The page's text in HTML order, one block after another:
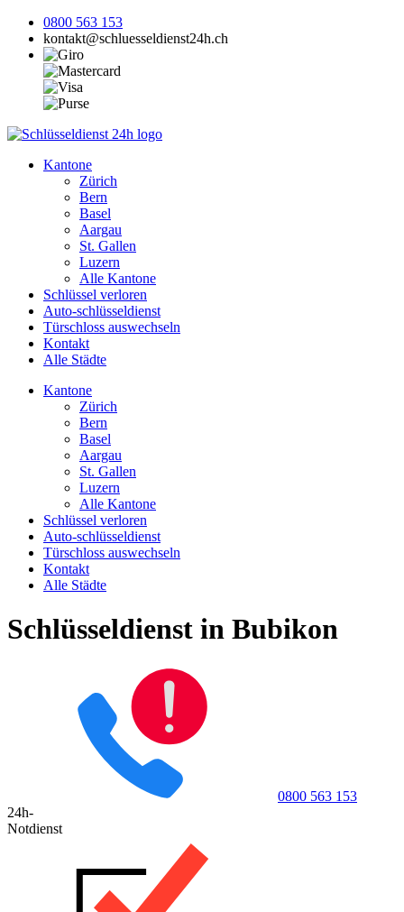
0800 563 153
kontakt@schluesseldienst24h.ch
Kantone
Zürich
Bern
Basel
Aargau
St. Gallen
Luzern
Alle Kantone
Schlüssel verloren
Auto-schlüsseldienst
Türschloss auswechseln
Kontakt
Alle Städte
Kantone
Zürich
Bern
Basel
Aargau
St. Gallen
Luzern
Alle Kantone
Schlüssel verloren
Auto-schlüsseldienst
Türschloss auswechseln
Kontakt
Alle Städte
Schlüsseldienst in Bubikon
0800 563 153
24h-
Notdienst